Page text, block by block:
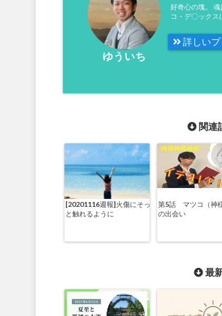
ゆういち
好奇心の塊。
コ・デ〇ック
詳しいプ
関連
[20201116週報]火傷にそっ
と触れるように
第5話 マツコ（神
の出会い
最